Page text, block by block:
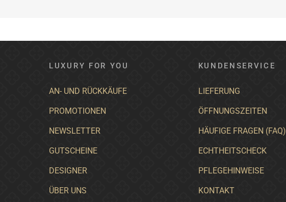
LUXURY FOR YOU
AN- UND RÜCKKÄUFE
PROMOTIONEN
NEWSLETTER
GUTSCHEINE
DESIGNER
ÜBER UNS
KUNDENSERVICE
LIEFERUNG
ÖFFNUNGSZEITEN
HÄUFIGE FRAGEN (FAQ)
ECHTHEITSCHECK
PFLEGEHINWEISE
KONTAKT